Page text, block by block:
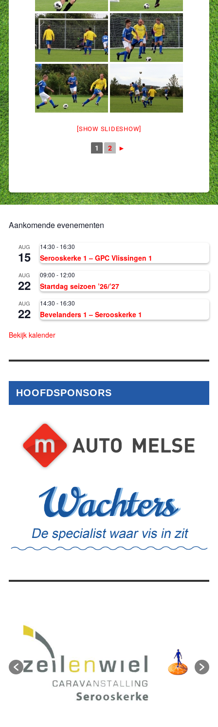
[SHOW SLIDESHOW]
1 2 ►
Aankomende evenementen
AUG
15
14:30 - 16:30
Serooskerke 1 – GPC Vlissingen 1
AUG
22
09:00 - 12:00
Startdag seizoen ’26/’27
AUG
22
14:30 - 16:30
Bevelanders 1 – Serooskerke 1
Bekijk kalender
HOOFDSPONSORS